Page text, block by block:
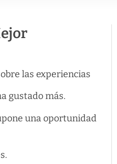
las experiencias
gustado más.
una oportunidad